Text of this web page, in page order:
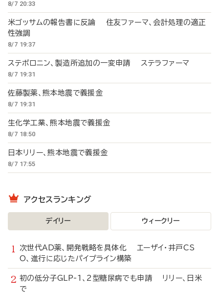
8/7 20:33
米ゴッサムの報告書に反論 住友ファーマ、会計処理の適正
性強調
8/7 19:37
ステボロニン、製造所追加の一変申請 ステラファーマ
8/7 19:31
佐藤製薬、熊本地震で義援金
8/7 19:31
生化学工業、熊本地震で義援金
8/7 18:50
日本リリー、熊本地震で義援金
8/7 17:55
アクセスランキング
デイリー ウィークリー
次世代AD薬、開発戦略を具体化 エーザイ・井戸CS
O、進行に応じたパイプライン構築
初の低分子GLP-1、2型糖尿病でも申請 リリー、日米
で